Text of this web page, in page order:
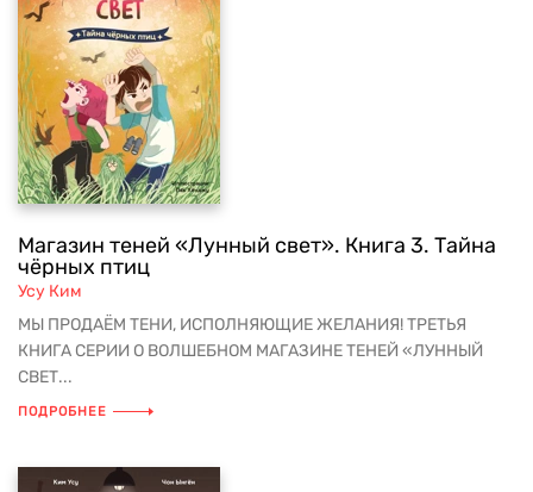
Магазин теней «Лунный свет». Книга 3. Тайна
чёрных птиц
Усу Ким
МЫ ПРОДАЁМ ТЕНИ, ИСПОЛНЯЮЩИЕ ЖЕЛАНИЯ! ТРЕТЬЯ
КНИГА СЕРИИ О ВОЛШЕБНОМ МАГАЗИНЕ ТЕНЕЙ «ЛУННЫЙ
СВЕТ...
ПОДРОБНЕЕ